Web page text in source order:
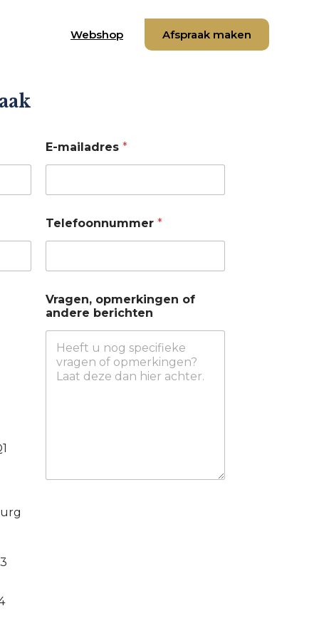
Webshop Afspraak maken
E-mailadres *
Telefoonnummer *
Vragen, opmerkingen of
andere berichten